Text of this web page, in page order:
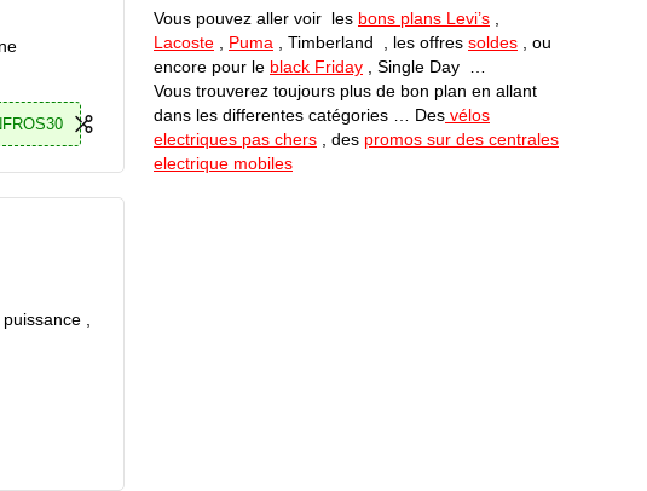
,
Vous pouvez aller voir les bons plans Levi’s
Lacoste
Puma , Timberland , les offres soldes , ou
encore pour le black Friday , Single Day …
Vous trouverez toujours plus de bon plan en allant
dans les differentes catégories … Des vélos
electriques pas chers , des promos sur des centrales
electrique mobiles